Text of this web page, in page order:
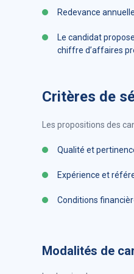
Redevance
Le candidat
chiffre d’affaires
Critères de
Les propositions des
Qualité et
Expérience et
Conditions
Modalités de